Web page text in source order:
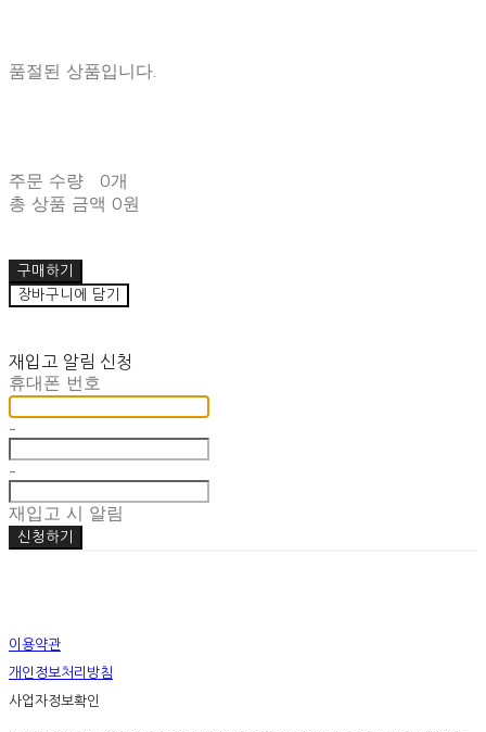
품절된 상품입니다.
주문 수량
0개
총 상품 금액 0원
구매하기
장바구니에 담기
재입고 알림 신청
휴대폰 번호
-
-
재입고 시 알림
신청하기
이용약관
개인정보처리방침
사업자정보확인